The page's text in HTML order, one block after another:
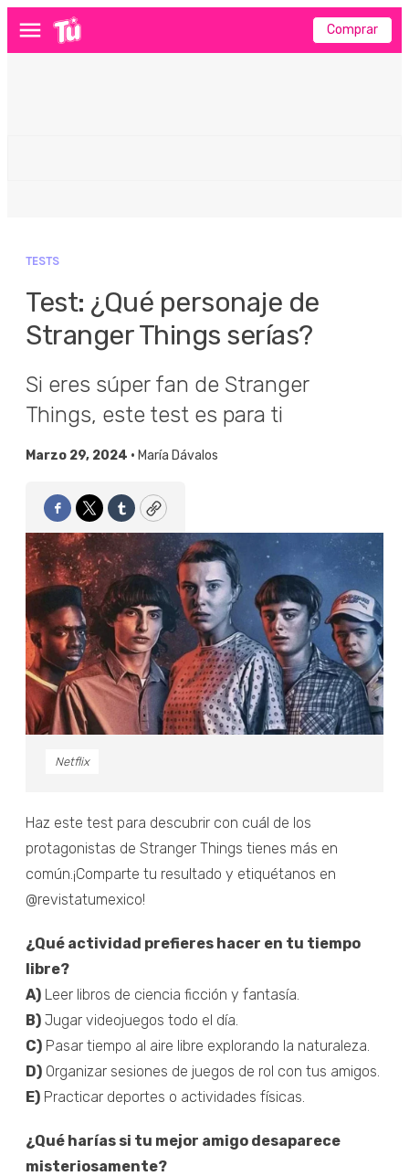
Menú Comprar
TESTS
Test: ¿Qué personaje de
Stranger Things serías?
Si eres súper fan de Stranger
Things, este test es para ti
Marzo 29, 2024 • María Dávalos
Facebook
TwitterTumblrCopy
Netflix
Haz este test para descubrir con cuál de los
protagonistas de Stranger Things tienes más en
común.¡Comparte tu resultado y etiquétanos en
@revistatumexico!
¿Qué actividad prefieres hacer en tu tiempo
libre?
A) Leer libros de ciencia ficción y fantasía.
B) Jugar videojuegos todo el día.
C) Pasar tiempo al aire libre explorando la naturaleza.
D) Organizar sesiones de juegos de rol con tus amigos.
E) Practicar deportes o actividades físicas.
¿Qué harías si tu mejor amigo desaparece
misteriosamente?